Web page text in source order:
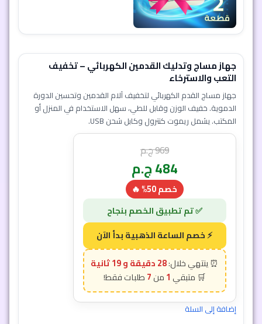
جهاز مساج وتدليك القدمين الكهربائي – تخفيف
التعب والاسترخاء
جهاز مساج القدم الكهربائي لتخفيف آلام القدمين وتحسين الدورة
الدموية. خفيف الوزن وقابل للطي، سهل الاستخدام في المنزل أو
المكتب. يشمل ريموت كنترول وكابل شحن USB.
969ج.م
484ج.م
خصم 50% 🔥
28 دقيقة و 16 ثانية
1
7
إضافة إلى السلة